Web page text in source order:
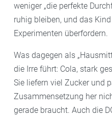
weniger „die perfekte
ruhig bleiben, und das
Experimenten überfordern.
Was dagegen als
die Irre führt: Cola, stark
Sie liefern viel Zucker und
Zusammensetzung her
gerade braucht. Auch die